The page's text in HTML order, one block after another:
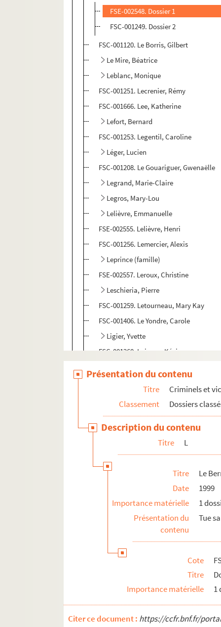
FSE-002548. Dossier 1
FSC-001249. Dossier 2
FSC-001120. Le Borris, Gilbert
Le Mire, Béatrice
Leblanc, Monique
FSC-001251. Lecrenier, Rémy
FSC-001666. Lee, Katherine
Lefort, Bernard
FSC-001253. Legentil, Caroline
Léger, Lucien
FSC-001208. Le Gouariguer, Gwenaëlle
Legrand, Marie-Claire
Legros, Mary-Lou
Lelièvre, Emmanuelle
FSE-002555. Lelièvre, Henri
FSC-001256. Lemercier, Alexis
Leprince (famille)
FSE-002557. Leroux, Christine
Leschieria, Pierre
FSC-001259. Letourneau, Mary Kay
FSC-001406. Le Yondre, Carole
Ligier, Yvette
FSC-001260. Loiseau, Kévin
FSE-002562. Lucet, René
Présentation du contenu
Titre
Criminels et
Classement
Dossiers
Description du contenu
Titre L
Titre
Le
Date
1999
Importance matérielle
1
Présentation du
contenu
Tue
Cote
Titre
Importance matérielle
1
Citer ce document : https://ccfr.bnf.fr/